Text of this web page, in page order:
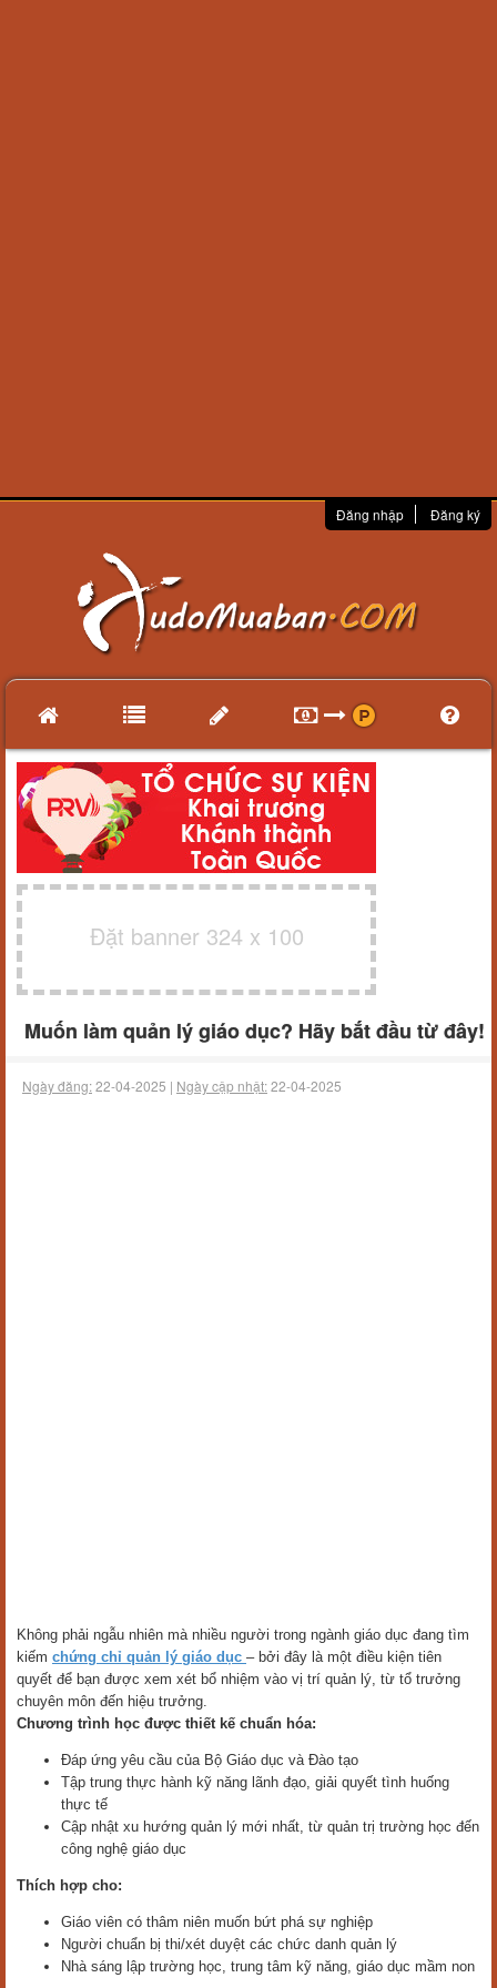
Đăng nhập Đăng ký
Đặt banner 324 x 100
Muốn làm quản lý giáo dục? Hãy bắt đầu từ đây!
Ngày đăng:22-04-2025 | Ngày cập nhật:22-04-2025
Không phải ngẫu nhiên mà nhiều người trong ngành giáo dục đang tìm
kiếm chứng chỉ quản lý giáo dục – bởi đây là một điều kiện tiên
quyết để bạn được xem xét bổ nhiệm vào vị trí quản lý, từ tổ trưởng
chuyên môn đến hiệu trưởng.
Chương trình học được thiết kế chuẩn hóa:
Đáp ứng yêu cầu của Bộ Giáo dục và Đào tạo
Tập trung thực hành kỹ năng lãnh đạo, giải quyết tình huống
thực tế
Cập nhật xu hướng quản lý mới nhất, từ quản trị trường học đến
công nghệ giáo dục
Thích hợp cho:
Giáo viên có thâm niên muốn bứt phá sự nghiệp
Người chuẩn bị thi/xét duyệt các chức danh quản lý
Nhà sáng lập trường học, trung tâm kỹ năng, giáo dục mầm non